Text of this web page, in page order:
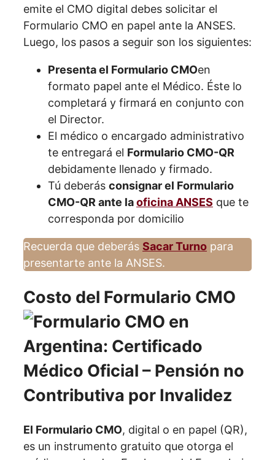
emite el CMO digital debes solicitar el
Formulario CMO en papel ante la ANSES.
Luego, los pasos a seguir son los siguientes:
Presenta el Formulario CMOen
formato papel ante el Médico. Éste lo
completará y firmará en conjunto con
el Director.
El médico o encargado administrativo
te entregará el Formulario CMO-QR
debidamente llenado y firmado.
Tú deberás consignar el Formulario
CMO-QR ante laoficina ANSES que te
corresponda por domicilio
Recuerda que deberás Sacar Turno para
presentarte ante la ANSES.
Costo del Formulario CMO
El Formulario CMO, digital o en papel (QR),
es un instrumento gratuito que otorga el